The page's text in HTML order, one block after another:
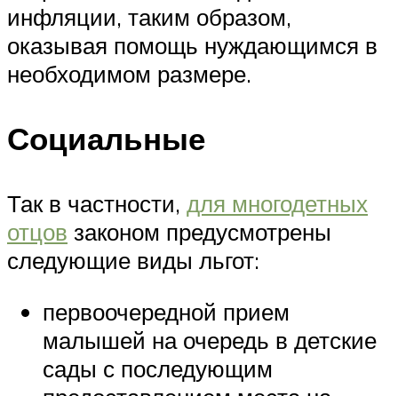
инфляции, таким образом,
оказывая помощь нуждающимся в
необходимом размере.
Социальные
Так в частности, для многодетных
отцов законом предусмотрены
следующие виды льгот:
первоочередной прием
малышей на очередь в детские
сады с последующим